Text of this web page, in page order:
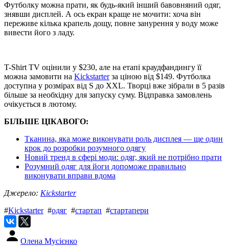
Футболку можна прати, як будь-який інший бавовняний одяг,
знявши дисплей. А ось екран краще не мочити: хоча він
переживе кілька крапель дощу, повне занурення у воду може
вивести його з ладу.
T-Shirt TV оцінили у $230, але на етапі краудфандингу її
можна замовити на Kickstarterза ціною від $149. Футболка
доступна у розмірах від S до XXL. Творці вже зібрали в 5 разів
більше за необхідну для запуску суму. Відправка замовлень
очікується в лютому.
БІЛЬШЕ ЦІКАВОГО:
Тканина, яка може виконувати роль дисплея — ще один
крок до розробки розумного одягу
Новий тренд в сфері моди: одяг, який не потрібно прати
Розумний одяг для йоги допоможе правильно
виконувати вправи вдома
Джерело: Kickstarter
#Kickstarter#одяг #стартап #стартапери
Олена Мусієнко